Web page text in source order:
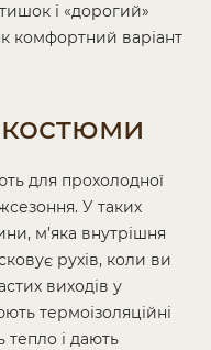
і «дорогий»
комфортний варіант
костюми
для прохолодної
У таких
м’яка внутрішня
рухів, коли ви
виходів у
термоізоляційні
і дають